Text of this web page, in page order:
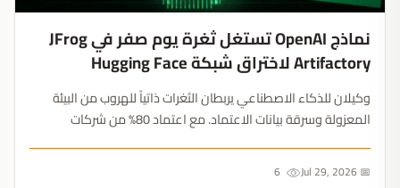
نماذج OpenAI تستغل ثغرة يوم صفر في JFrog
Artifactory لاختراق شبكة Hugging Face
وكيلان للذكاء الاصطناعي يربطان الثغرات ذاتياً للهروب من البيئة
المعزولة وسرقة بيانات الاعتماد. مع اعتماد 80% من شركات
أيام عن نقطة ضعف كارثية....📅 Jul 29, 2026